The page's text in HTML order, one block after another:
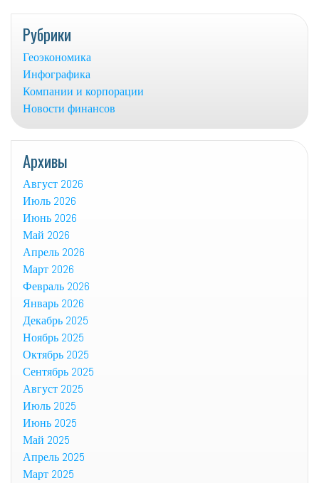
Рубрики
Геоэкономика
Инфографика
Компании и корпорации
Новости финансов
Архивы
Август 2026
Июль 2026
Июнь 2026
Май 2026
Апрель 2026
Март 2026
Февраль 2026
Январь 2026
Декабрь 2025
Ноябрь 2025
Октябрь 2025
Сентябрь 2025
Август 2025
Июль 2025
Июнь 2025
Май 2025
Апрель 2025
Март 2025